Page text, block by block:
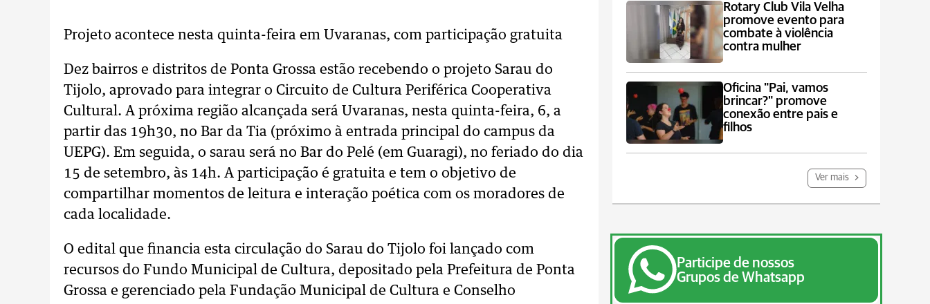
Projeto acontece nesta quinta-feira em Uvaranas, com participação gratuita
Dez bairros e distritos de Ponta Grossa estão recebendo o projeto Sarau do
Tijolo, aprovado para integrar o Circuito de Cultura Periférica Cooperativa
Cultural. A próxima região alcançada será Uvaranas, nesta quinta-feira, 6, a
partir das 19h30, no Bar da Tia (próximo à entrada principal do campus da
UEPG). Em seguida, o sarau será no Bar do Pelé (em Guaragi), no feriado do dia
15 de setembro, às 14h. A participação é gratuita e tem o objetivo de
compartilhar momentos de leitura e interação poética com os moradores de
cada localidade.
O edital que financia esta circulação do Sarau do Tijolo foi lançado com
recursos do Fundo Municipal de Cultura, depositado pela Prefeitura de Ponta
Grossa e gerenciado pela Fundação Municipal de Cultura e Conselho
Rotary Club Vila Velha
promove evento para
combate à violência
contra mulher
Oficina "Pai, vamos
brincar?" promove
conexão entre pais e
filhos
Ver mais
Participe de nossos
Grupos de Whatsapp